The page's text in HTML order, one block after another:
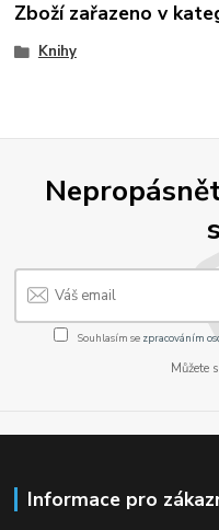
Zboží zařazeno v
Knihy
Souhlasím se zpracováním
Můžete
Informace pro